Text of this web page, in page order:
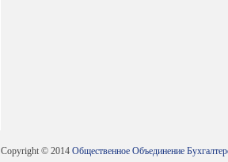
Copyright © 2014 Общественное Объединение